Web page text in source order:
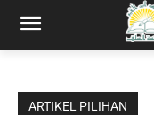
ARTIKEL PILIHAN